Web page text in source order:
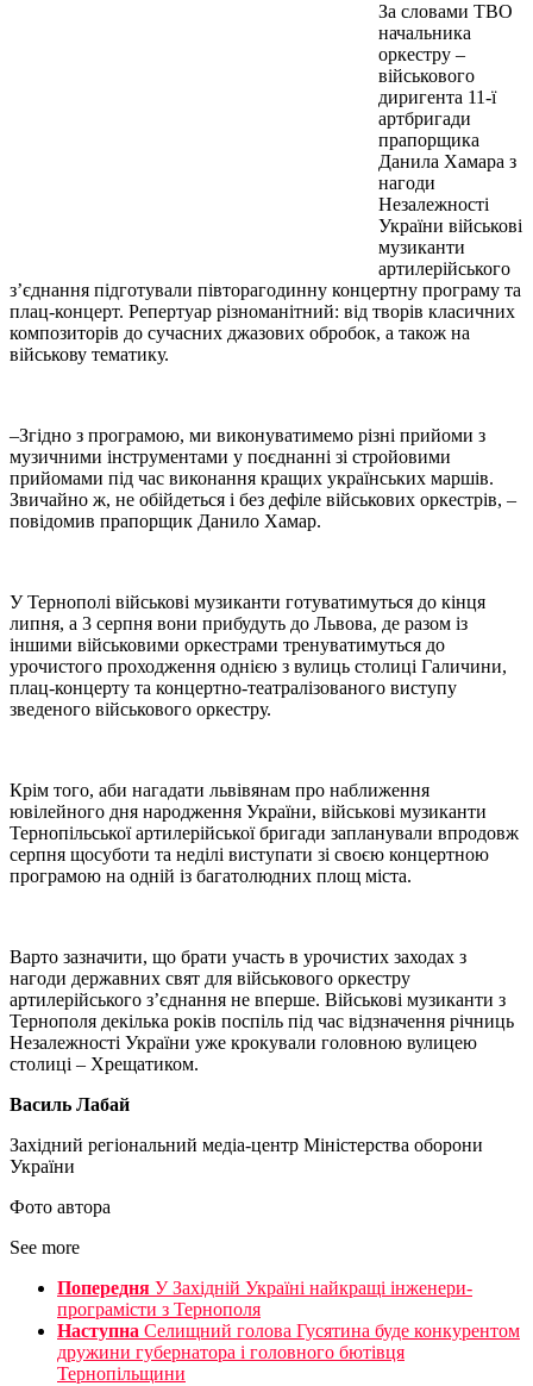
За словами ТВО
начальника
оркестру –
військового
диригента 11-ї
артбригади
прапорщика
Данила Хамара з
нагоди
Незалежності
України військові
музиканти
артилерійського
з’єднання підготували півторагодинну концертну програму та
плац-концерт. Репертуар різноманітний: від творів класичних
композиторів до сучасних джазових обробок, а також на
військову тематику.
–Згідно з програмою, ми виконуватимемо різні прийоми з
музичними інструментами у поєднанні зі стройовими
прийомами під час виконання кращих українських маршів.
Звичайно ж, не обійдеться і без дефіле військових оркестрів, –
повідомив прапорщик Данило Хамар.
У Тернополі військові музиканти готуватимуться до кінця
липня, а 3 серпня вони прибудуть до Львова, де разом із
іншими військовими оркестрами тренуватимуться до
урочистого проходження однією з вулиць столиці Галичини,
плац-концерту та концертно-театралізованого виступу
зведеного військового оркестру.
Крім того, аби нагадати львівянам про наближення
ювілейного дня народження України, військові музиканти
Тернопільської артилерійської бригади запланували впродовж
серпня щосуботи та неділі виступати зі своєю концертною
програмою на одній із багатолюдних площ міста.
Варто зазначити, що брати участь в урочистих заходах з
нагоди державних свят для військового оркестру
артилерійського з’єднання не вперше. Військові музиканти з
Тернополя декілька років поспіль під час відзначення річниць
Незалежності України уже крокували головною вулицею
столиці – Хрещатиком.
Василь Лабай
Західний регіональний медіа-центр Міністерства оборони
України
Фото автора
See more
Попередня У Західній Україні найкращі інженери-
програмісти з Тернополя
Наступна Селищний голова Гусятина буде конкурентом
дружини губернатора і головного бютівця
Тернопільщини